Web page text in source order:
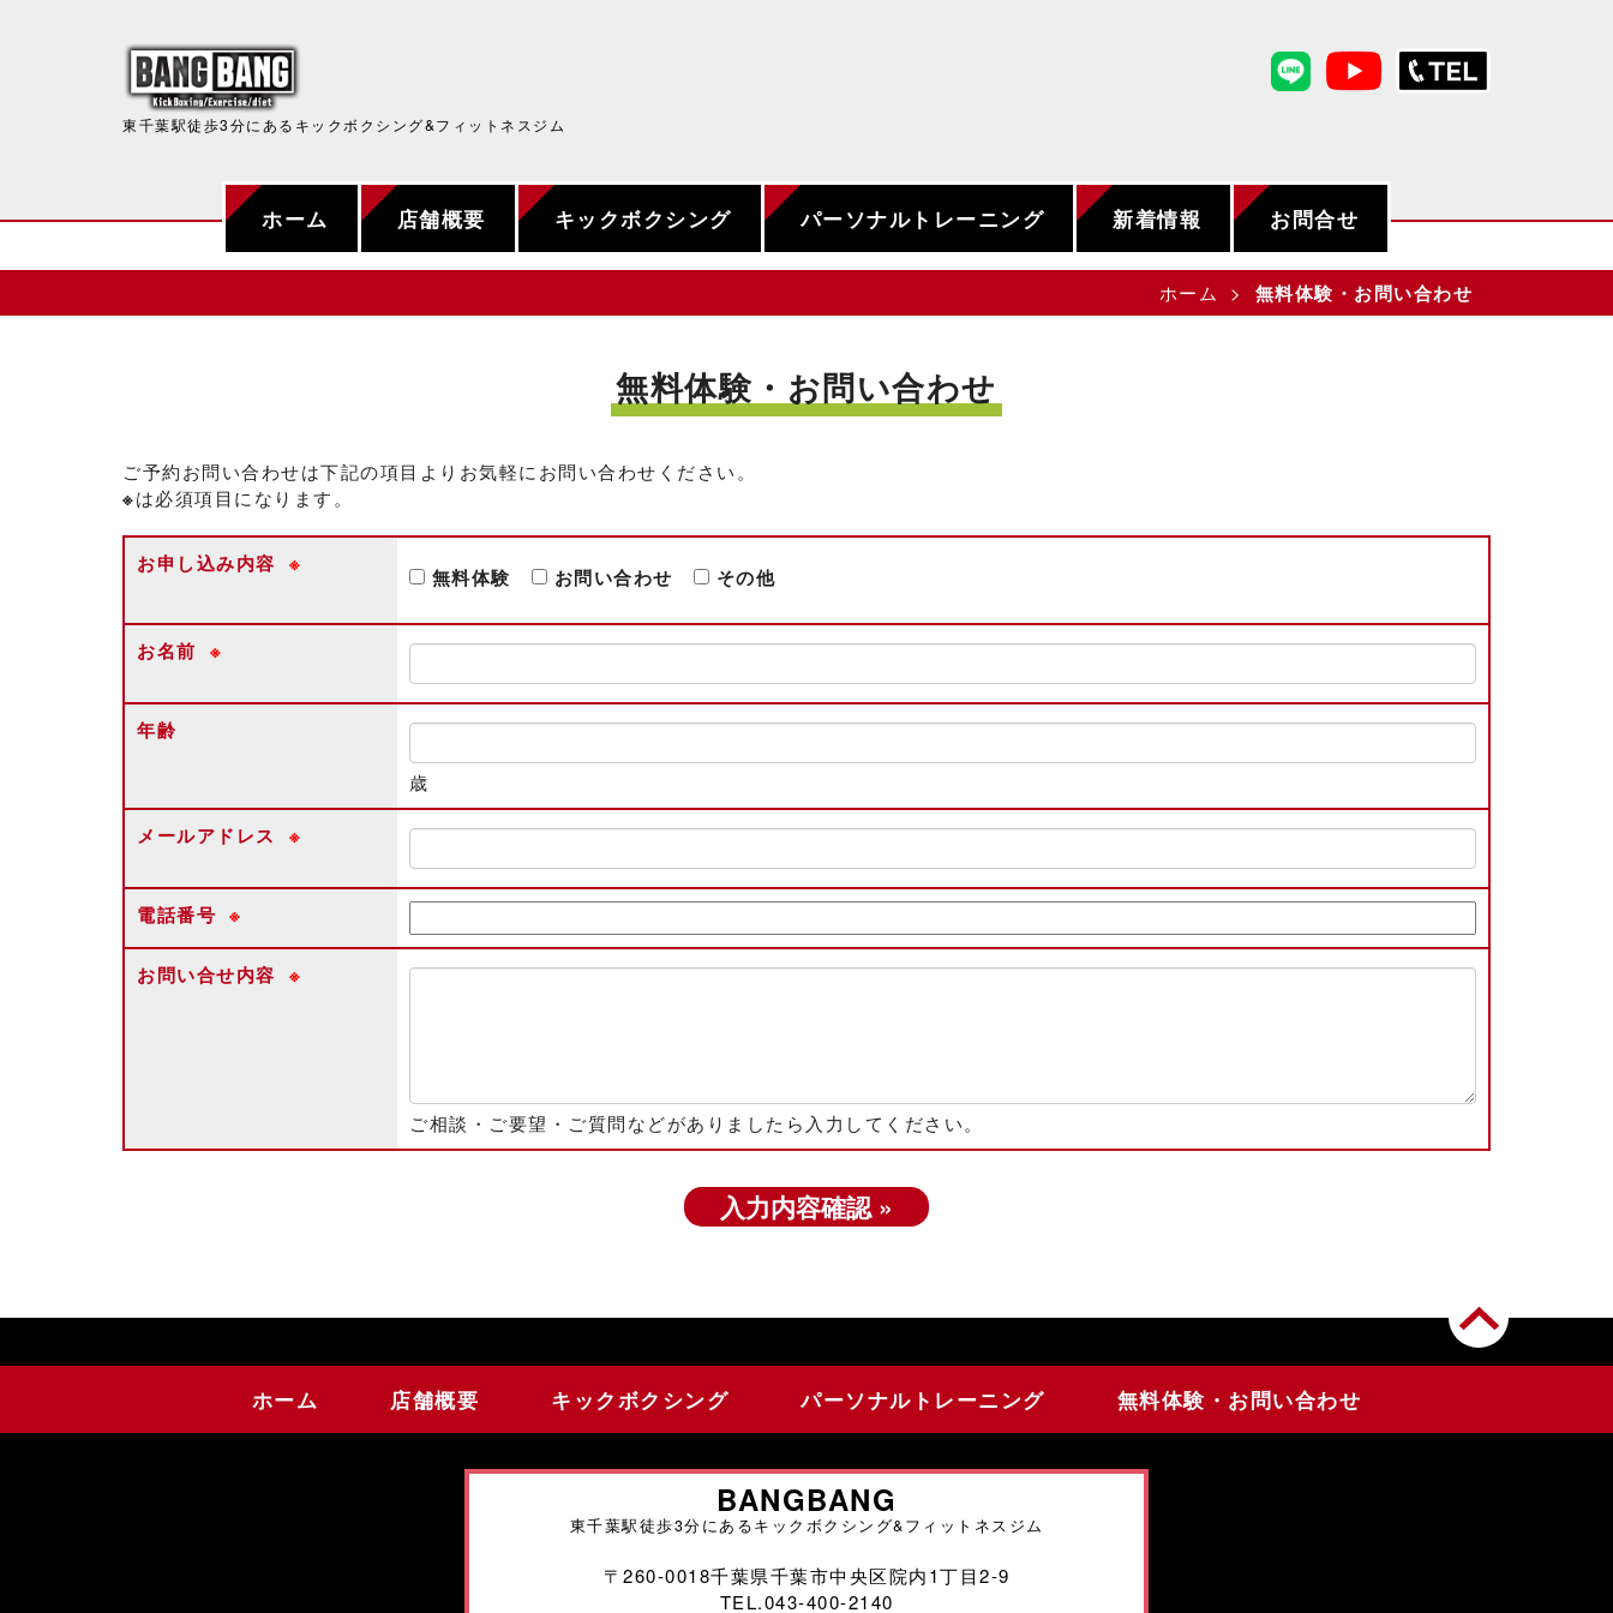
東千葉駅徒歩3分にあるキックボクシング&フィットネスジム
ホーム 店舗概要 キックボクシング パーソナルトレーニング 新着情報 お問合せ
ホーム 無料体験・お問い合わせ
無料体験・お問い合わせ
ご予約お問い合わせは下記の項目よりお気軽にお問い合わせください。
※は必須項目になります。
お申し込み内容 ※
無料体験 お問い合わせ その他
お名前 ※
年齢
歳
メールアドレス ※
電話番号 ※
お問い合せ内容 ※
ご相談・ご要望・ご質問などがありましたら入力してください。
ホーム 店舗概要 キックボクシング パーソナルトレーニング 無料体験・お問い合わせ
BANGBANG
東千葉駅徒歩3分にあるキックボクシング&フィットネスジム
〒260-0018千葉県千葉市中央区院内1丁目2-9
TEL.043-400-2140